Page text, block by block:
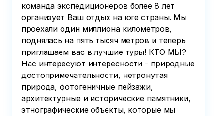
команда экспедиционеров более 8 лет
организует Ваш отдых на юге страны. Мы
проехали один миллиона километров,
поднялась на пять тысяч метров и теперь
приглашаем вас в лучшие туры! КТО МЫ?
Нас интересуют интересности - природные
достопримечательности, нетронутая
природа, фотогеничные пейзажи,
архитектурные и исторические памятники,
этнографические объекты, которые мы